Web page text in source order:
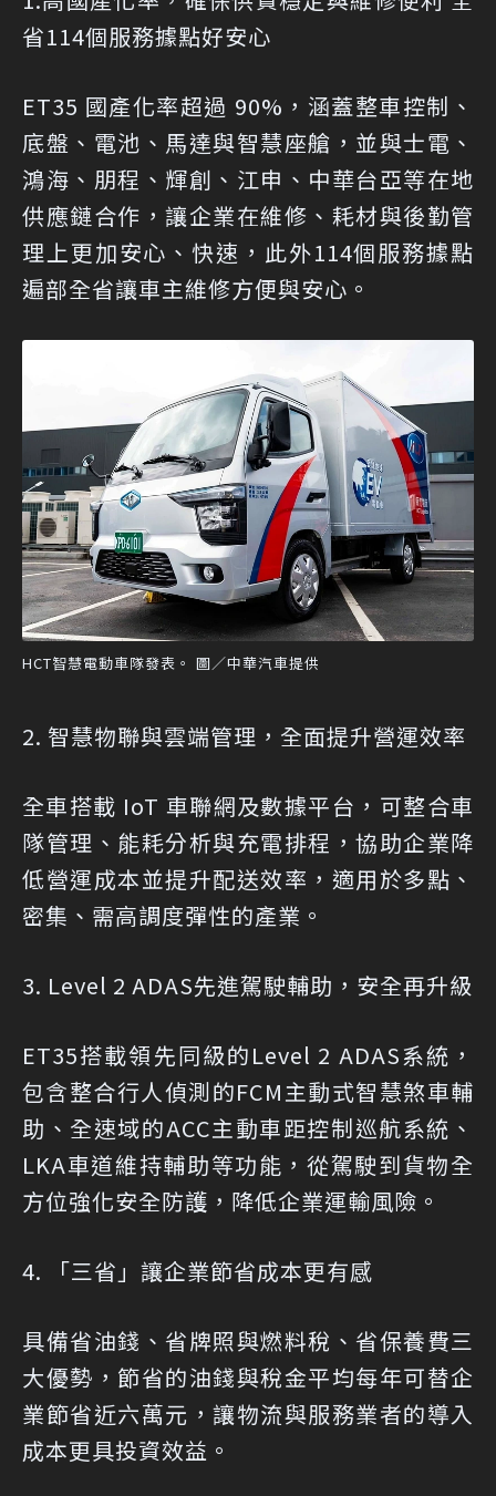
省114個服務據點好安心
ET35 國產化率超過 90%，涵蓋整車控制、
底盤、電池、馬達與智慧座艙，並與士電、
鴻海、朋程、輝創、江申、中華台亞等在地
供應鏈合作，讓企業在維修、耗材與後勤管
理上更加安心、快速，此外114個服務據點
遍部全省讓車主維修方便與安心。
HCT智慧電動車隊發表。 圖／中華汽車提供
2. 智慧物聯與雲端管理，全面提升營運效率
全車搭載 IoT 車聯網及數據平台，可整合車
隊管理、能耗分析與充電排程，協助企業降
低營運成本並提升配送效率，適用於多點、
密集、需高調度彈性的產業。
3. Level 2 ADAS先進駕駛輔助，安全再升級
ET35搭載領先同級的Level 2 ADAS系統，
包含整合行人偵測的FCM主動式智慧煞車輔
助、全速域的ACC主動車距控制巡航系統、
LKA車道維持輔助等功能，從駕駛到貨物全
方位強化安全防護，降低企業運輸風險。
4. 「三省」讓企業節省成本更有感
具備省油錢、省牌照與燃料稅、省保養費三
大優勢，節省的油錢與稅金平均每年可替企
業節省近六萬元，讓物流與服務業者的導入
成本更具投資效益。